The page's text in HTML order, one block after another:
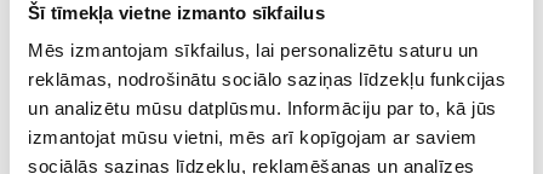
Šī tīmekļa vietne izmanto sīkfailus
Mēs izmantojam sīkfailus, lai personalizētu saturu un
reklāmas, nodrošinātu sociālo saziņas līdzekļu funkcijas
un analizētu mūsu datplūsmu. Informāciju par to, kā jūs
izmantojat mūsu vietni, mēs arī kopīgojam ar saviem
sociālās saziņas līdzekļu, reklamēšanas un analīzes
KUR IEGĀDĀTIES